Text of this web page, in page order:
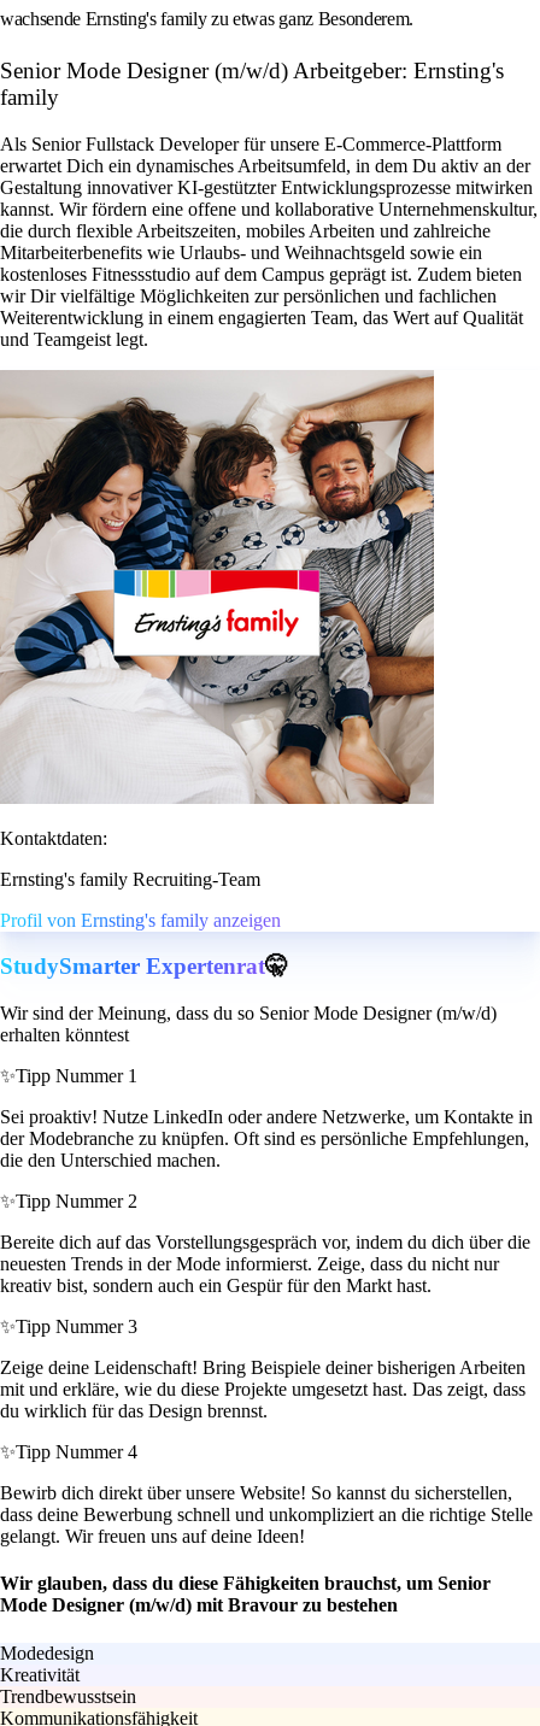
wachsende Ernsting's family zu etwas ganz Besonderem.
Senior Mode Designer (m/w/d) Arbeitgeber: Ernsting's
family
Als Senior Fullstack Developer für unsere E-Commerce-Plattform
erwartet Dich ein dynamisches Arbeitsumfeld, in dem Du aktiv an der
Gestaltung innovativer KI-gestützter Entwicklungsprozesse mitwirken
kannst. Wir fördern eine offene und kollaborative Unternehmenskultur,
die durch flexible Arbeitszeiten, mobiles Arbeiten und zahlreiche
Mitarbeiterbenefits wie Urlaubs- und Weihnachtsgeld sowie ein
kostenloses Fitnessstudio auf dem Campus geprägt ist. Zudem bieten
wir Dir vielfältige Möglichkeiten zur persönlichen und fachlichen
Weiterentwicklung in einem engagierten Team, das Wert auf Qualität
und Teamgeist legt.
Kontaktdaten:
Ernsting's family Recruiting-Team
Profil von Ernsting's family anzeigen
StudySmarter Expertenrat🤫
Wir sind der Meinung, dass du so Senior Mode Designer (m/w/d)
erhalten könntest
✨Tipp Nummer 1
Sei proaktiv! Nutze LinkedIn oder andere Netzwerke, um Kontakte in
der Modebranche zu knüpfen. Oft sind es persönliche Empfehlungen,
die den Unterschied machen.
✨Tipp Nummer 2
Bereite dich auf das Vorstellungsgespräch vor, indem du dich über die
neuesten Trends in der Mode informierst. Zeige, dass du nicht nur
kreativ bist, sondern auch ein Gespür für den Markt hast.
✨Tipp Nummer 3
Zeige deine Leidenschaft! Bring Beispiele deiner bisherigen Arbeiten
mit und erkläre, wie du diese Projekte umgesetzt hast. Das zeigt, dass
du wirklich für das Design brennst.
✨Tipp Nummer 4
Bewirb dich direkt über unsere Website! So kannst du sicherstellen,
dass deine Bewerbung schnell und unkompliziert an die richtige Stelle
gelangt. Wir freuen uns auf deine Ideen!
Wir glauben, dass du diese Fähigkeiten brauchst, um Senior
Mode Designer (m/w/d) mit Bravour zu bestehen
Modedesign
Kreativität
Trendbewusstsein
Kommunikationsfähigkeit